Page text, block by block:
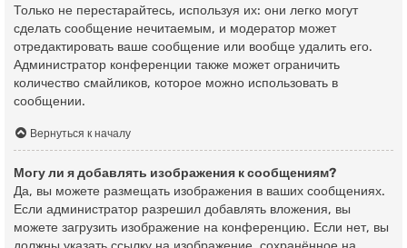
Только не перестарайтесь, используя их: они легко могут
сделать сообщение нечитаемым, и модератор может
отредактировать ваше сообщение или вообще удалить его.
Администратор конференции также может ограничить
количество смайликов, которое можно использовать в
сообщении.
Вернуться к началу
Могу ли я добавлять изображения к сообщениям?
Да, вы можете размещать изображения в ваших сообщениях.
Если администратор разрешил добавлять вложения, вы
можете загрузить изображение на конференцию. Если нет, вы